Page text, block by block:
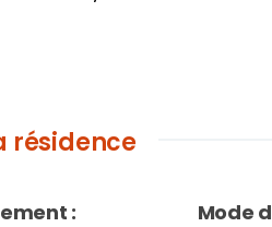
résidence
: Mode